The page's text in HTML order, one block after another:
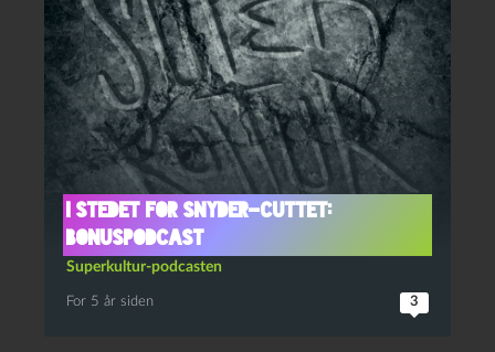
I stedet for Snyder-cuttet:
bonuspodcast
Superkultur-podcasten
For 5 år siden 3